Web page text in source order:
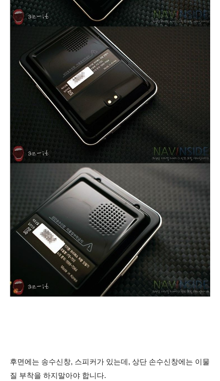
후면에는 송수신창, 스피커가 있는데, 상단 손수신창에는 이물
질 부착을 하지말아야 합니다.